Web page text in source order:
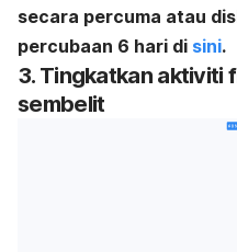
secara percuma atau
percubaan 6 hari di sini.
3. Tingkatkan aktiviti
sembelit